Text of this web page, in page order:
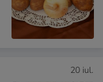
20 iul.